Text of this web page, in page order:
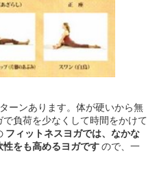
ーンあります。体が硬いから無
負荷を少なくして時間をかけて
フィットネスヨガでは、なかな
をも高めるヨガですので、一